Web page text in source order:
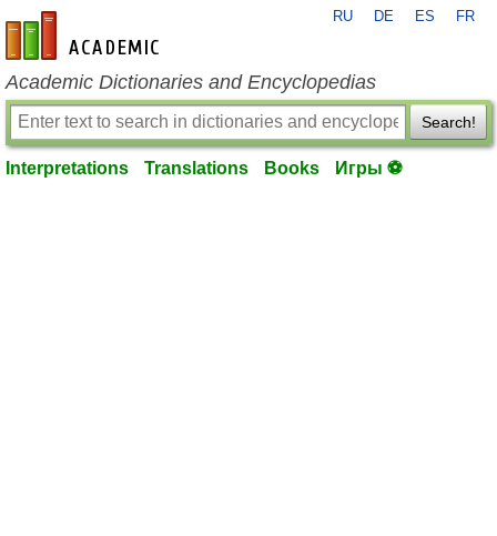
en-academic.com
RU DE ES FR
Academic Dictionaries and Encyclopedias
Search!
Interpretations Translations Books Игры ⚽